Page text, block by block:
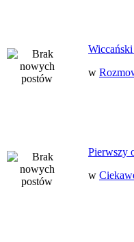
w
Pierwszy
w